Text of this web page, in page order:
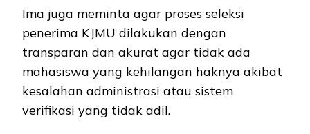
Ima juga meminta agar proses seleksi
penerima KJMU dilakukan dengan
transparan dan akurat agar tidak ada
mahasiswa yang kehilangan haknya akibat
kesalahan administrasi atau sistem
verifikasi yang tidak adil.